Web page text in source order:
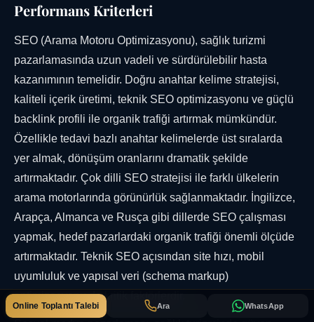
Performans Kriterleri
SEO (Arama Motoru Optimizasyonu), sağlık turizmi
pazarlamasında uzun vadeli ve sürdürülebilir hasta
kazanımının temelidir. Doğru anahtar kelime stratejisi,
kaliteli içerik üretimi, teknik SEO optimizasyonu ve güçlü
backlink profili ile organik trafiği artırmak mümkündür.
Özellikle tedavi bazlı anahtar kelimelerde üst sıralarda
yer almak, dönüşüm oranlarını dramatik şekilde
artırmaktadır. Çok dilli SEO stratejisi ile farklı ülkelerin
arama motorlarında görünürlük sağlanmaktadır. İngilizce,
Arapça, Almanca ve Rusça gibi dillerde SEO çalışması
yapmak, hedef pazarlardaki organik trafiği önemli ölçüde
artırmaktadır. Teknik SEO açısından site hızı, mobil
uyumluluk ve yapısal veri (schema markup)
optimizasyonu da kritik faktörlerdir.
Ara WhatsApp
Online Toplantı Talebi